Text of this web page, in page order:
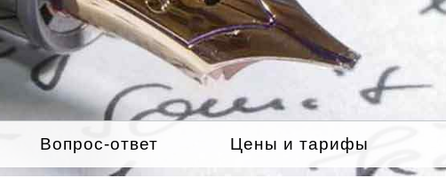
Вопрос-ответ Цены и тарифы